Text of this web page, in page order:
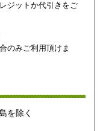
ジットか代引きをご
のみご利用頂けま
を除く